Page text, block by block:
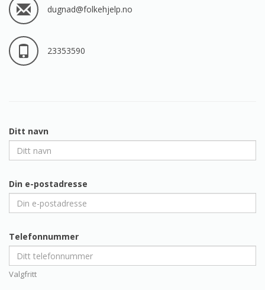
dugnad@folkehjelp.no
23353590
Ditt navn
Din e-postadresse
Telefonnummer
Valgfritt